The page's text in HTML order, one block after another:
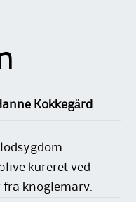
Kokkegård
kureret ved
knoglemarv.